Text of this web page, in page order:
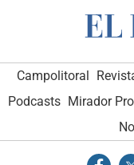
Campolitoral
Podcasts Mirador